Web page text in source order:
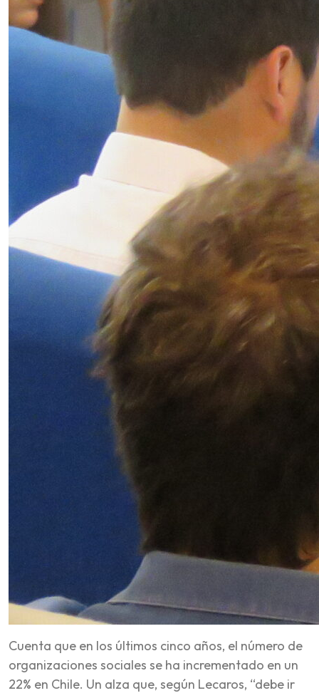
Cuenta que en los últimos cinco años, el número de
organizaciones sociales se ha incrementado en un
22% en Chile. Un alza que, según Lecaros, “debe ir